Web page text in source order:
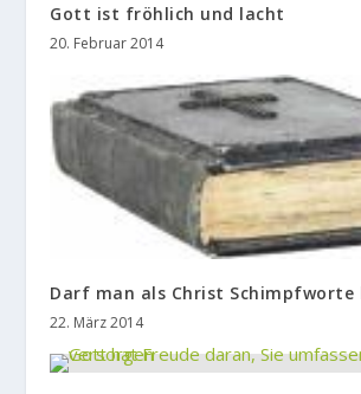
Gott ist fröhlich und lacht
20. Februar 2014
Darf man als Christ Schimpfworte
22. März 2014